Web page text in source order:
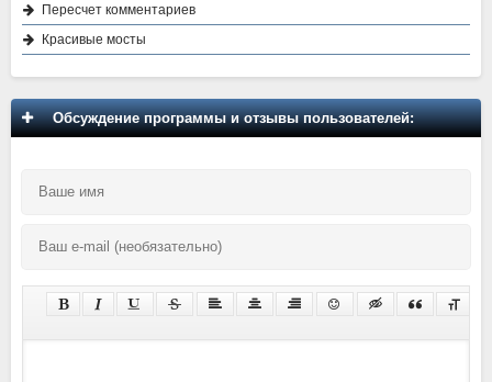
Пересчет комментариев
Красивые мосты
Обсуждение программы и отзывы пользователей: